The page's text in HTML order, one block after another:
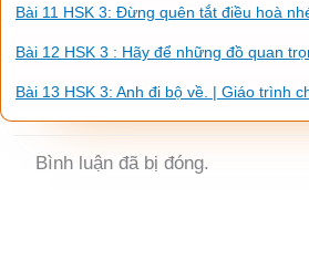
Bài 11 HSK 3: Đừng quên tắt điều hoà
Bài 12 HSK 3 : Hãy để những đồ quan
Bài 13 HSK 3: Anh đi bộ về. | Giáo trình
Bình luận đã bị đóng.